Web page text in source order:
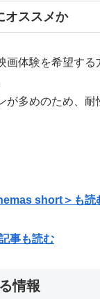
オススメか
画体験を希望す
が多めのため、耐
short＞も読
事も読む
情報